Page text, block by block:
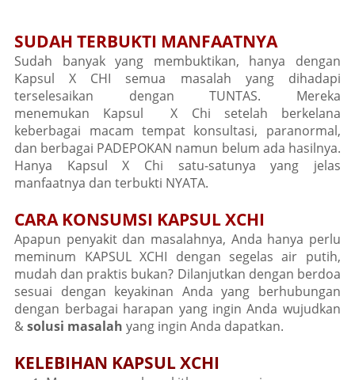
SUDAH TERBUKTI MANFAATNYA
Sudah banyak yang membuktikan, hanya dengan
Kapsul X CHI semua masalah yang dihadapi
terselesaikan dengan TUNTAS. Mereka
menemukan Kapsul X Chi setelah berkelana
keberbagai macam tempat konsultasi, paranormal,
dan berbagai PADEPOKAN namun belum ada hasilnya.
Hanya Kapsul X Chi satu-satunya yang jelas
manfaatnya dan terbukti NYATA.
CARA KONSUMSI KAPSUL XCHI
Apapun penyakit dan masalahnya, Anda hanya perlu
meminum KAPSUL XCHI dengan segelas air putih,
mudah dan praktis bukan? Dilanjutkan dengan berdoa
sesuai dengan keyakinan Anda yang berhubungan
dengan berbagai harapan yang ingin Anda wujudkan
&solusi masalah yang ingin Anda dapatkan.
KELEBIHAN KAPSUL XCHI